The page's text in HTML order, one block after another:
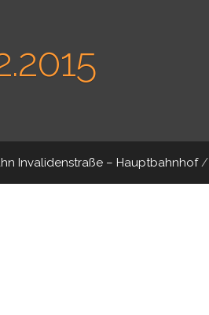
Invalidenstraße – Hauptbahnhof/